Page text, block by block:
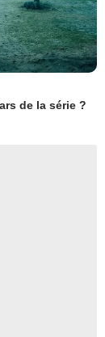
de la série ?